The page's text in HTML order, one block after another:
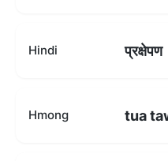
Hindi प्रक्षेपण
Hmong tua